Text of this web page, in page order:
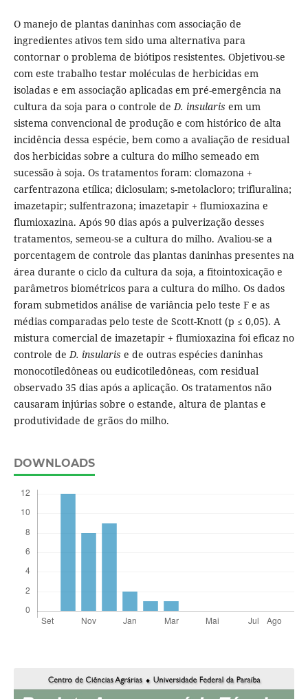
O manejo de plantas daninhas com associação de
ingredientes ativos tem sido uma alternativa para
contornar o problema de biótipos resistentes. Objetivou-se
com este trabalho testar moléculas de herbicidas em
isoladas e em associação aplicadas em pré-emergência na
cultura da soja para o controle deD. insularis em um
sistema convencional de produção e com histórico de alta
incidência dessa espécie, bem como a avaliação de residual
dos herbicidas sobre a cultura do milho semeado em
sucessão à soja. Os tratamentos foram: clomazona +
carfentrazona etílica; diclosulam; s-metolacloro; trifluralina;
imazetapir; sulfentrazona; imazetapir + flumioxazina e
flumioxazina. Após 90 dias após a pulverização desses
tratamentos, semeou-se a cultura do milho. Avaliou-se a
porcentagem de controle das plantas daninhas presentes na
área durante o ciclo da cultura da soja, a fitointoxicação e
parâmetros biométricos para a cultura do milho. Os dados
foram submetidos análise de variância pelo teste F e as
médias comparadas pelo teste de Scott-Knott (p ≤ 0,05). A
mistura comercial de imazetapir + flumioxazina foi eficaz no
controle deD. insularis e de outras espécies daninhas
monocotiledôneas ou eudicotiledôneas, com residual
observado 35 dias após a aplicação. Os tratamentos não
causaram injúrias sobre o estande, altura de plantas e
produtividade de grãos do milho.
DOWNLOADS